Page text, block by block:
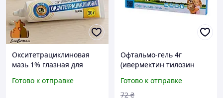
Окситетрациклиновая
мазь 1% глазная для
O.L.KAR. (Арт: OK-7492-
Готово к отправке
Офтальмо-гель 4г
(ивермектин тилозин
офтальмологических
заболеваниях животных
Готово к отправке
72 ₴